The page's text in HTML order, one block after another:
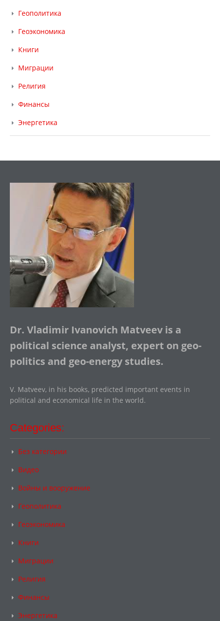
Геополитика
Геоэкономика
Книги
Миграции
Религия
Финансы
Энергетика
Dr. Vladimir Ivanovich Matveev is a
political science analyst, expert on geo-
politics and geo-energy studies.
V. Matveev, in his books, predicted important events in
political and economical life in the world.
Categories:
Без категории
Видео
Войны и вооружение
Геополитика
Геоэкономика
Книги
Миграции
Религия
Финансы
Энергетика